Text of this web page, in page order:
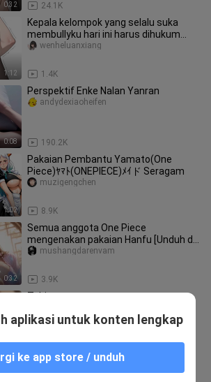
0:32 24.1K
1:12
Kepala kelompok yang selalu suka
membullyku hari ini harus dihukum
berat
1.4K
wenheluanxiang
0:08
Perspektif Enke Nalan Yanran
190.2K
andydexiaoheifen
1:02
Pakaian Pembantu Yamato(One
Piece)ﾔﾏﾄ(ONEPIECE)ﾒｲド Seragam
8.9K
muzigengchen
0:32
Semua anggota One Piece
mengenakan pakaian Hanfu [Unduh di
kolom komentar]
3.9K
mushangdarenvam
Tobiume
Pertunjukan
nipode
aplikasi untuk konten lengkap
ke app store / unduh